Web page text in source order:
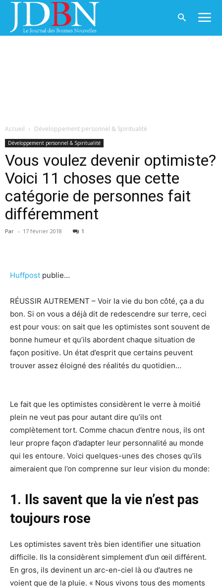
Accueil Développement personnel & Spiritualité
Développement personnel & Spiritualité
Vous voulez devenir optimiste?
Voici 11 choses que cette
catégorie de personnes fait
différemment
Par - 17 février 2018 1
Huffpost publie…
RÉUSSIR AUTREMENT – Voir la vie du bon côté, ça a du
bon. Si on vous a déjà dit de redescendre sur terre, ceci
est pour vous: on sait que les optimistes sont souvent de
bonne humeur et qu’ils abordent chaque situation de
façon positive. Un état d’esprit que certains peuvent
trouver assez éloigné des réalités du quotidien…
Le fait que les optimistes considèrent le verre à moitié
plein ne veut pas pour autant dire qu’ils ont
complètement tort. Comme chacun d’entre nous, ils ont
leur propre façon d’adapter leur personnalité au monde
qui les entoure. Voici quelques-­unes des choses qu’ils
aimeraient que l’on comprenne sur leur vision du monde:
1. Ils savent que la vie n’est pas
toujours rose
Les optimistes savent très bien identifier une situation
difficile. Ils la considèrent simplement d’un œil différent.
En gros, ils devinent un arc-en­-ciel là ou d’autres ne
voient que de la pluie. « Nous vivons tous des moments